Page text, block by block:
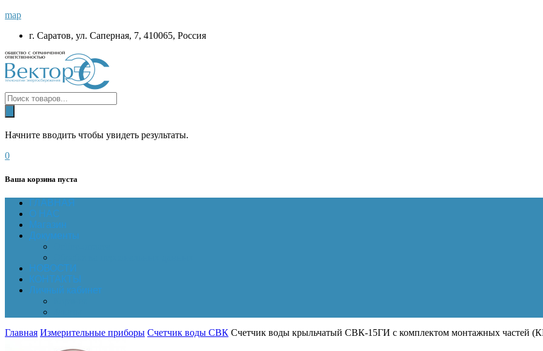
map
г. Саратов, ул. Саперная, 7, 410065, Россия
Начните вводить чтобы увидеть результаты.
0
Ваша корзина пуста
ГЛАВНАЯ
О НАС
Магазин
Документы
НОВОСТИ
КОНТАКТЫ
Личный кабинет
Главная Измерительные приборы Счетчик воды СВК Счетчик воды крыльчатый СВК-15ГИ с комплектом монтажных частей